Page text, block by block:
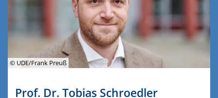
© UDE/Frank Preuß
Prof. Dr. Tobias Schroedler